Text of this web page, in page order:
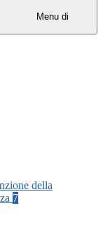
Menu di
della
7